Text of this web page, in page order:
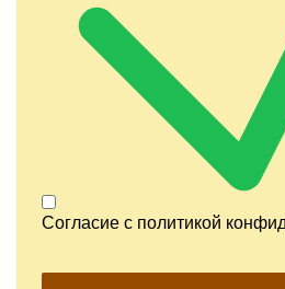
Согласие с политикой